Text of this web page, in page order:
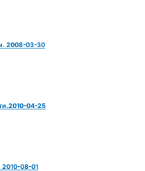
2008-03-30
04-25
2010-08-01